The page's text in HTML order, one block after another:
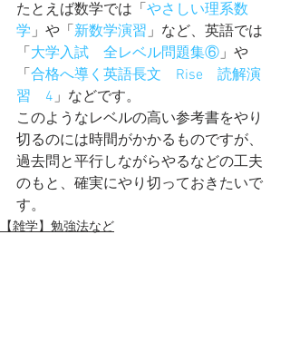
たとえば数学では「 やさしい理系数
学」や「 新数学演習」など、英語では
「 大学入試　全レベル問題集⑥」や
「 合格へ導く英語長文　Rise　読解演
習　4」などです。
このようなレベルの高い参考書をやり
切るのには時間がかかるものですが、
過去問と平行しながらやるなどの工夫
のもと、確実にやり切っておきたいで
す。
【雑学】勉強法など